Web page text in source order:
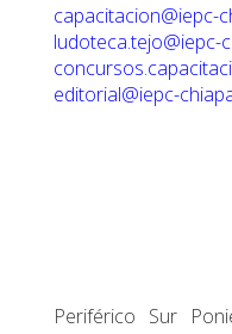
capacitacion@iepc-
ludoteca.tejo@iepc-
editorial@iepc-
Periférico Sur